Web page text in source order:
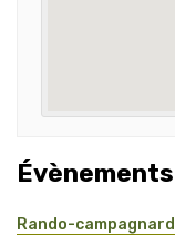
Rando-